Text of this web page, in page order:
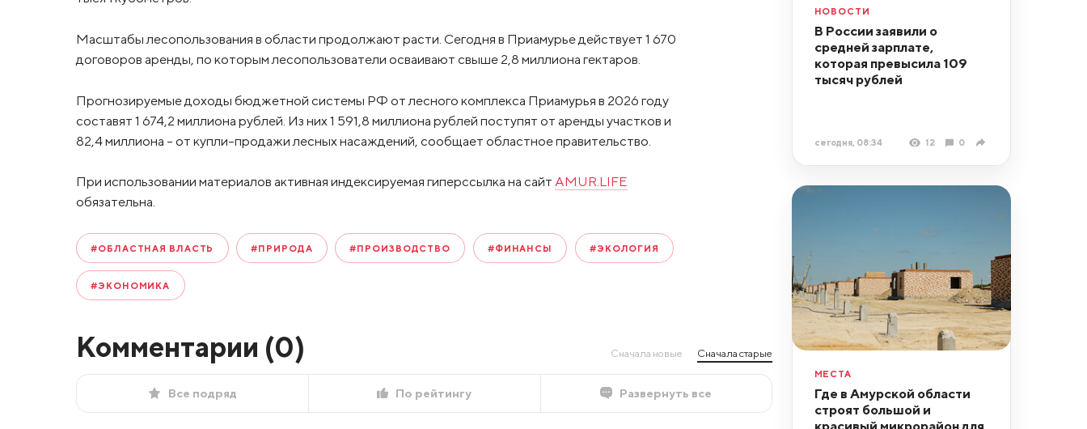
Масштабы лесопользования в области продолжают расти. Сегодня в Приамурье действует 1 670
договоров аренды, по которым лесопользователи осваивают свыше 2,8 миллиона гектаров.
Прогнозируемые доходы бюджетной системы РФ от лесного комплекса Приамурья в 2026 году
составят 1 674,2 миллиона рублей. Из них 1 591,8 миллиона рублей поступят от аренды участков и
82,4 миллиона – от купли-продажи лесных насаждений, сообщает областное правительство.
При использовании материалов активная индексируемая гиперссылка на сайт AMUR.LIFE
обязательна.
#ОБЛАСТНАЯ ВЛАСТЬ #ПРИРОДА #ПРОИЗВОДСТВО #ФИНАНСЫ #ЭКОЛОГИЯ
#ЭКОНОМИКА
Комментарии (0) Сначала новые Сначала старые
Все подряд По рейтингу Развернуть все
НОВОСТИ
В России заявили о
средней зарплате,
которая превысила 109
тысяч рублей
сегодня, 08:34 12 0
МЕСТА
Где в Амурской области
строят большой и
красивый микрорайон для